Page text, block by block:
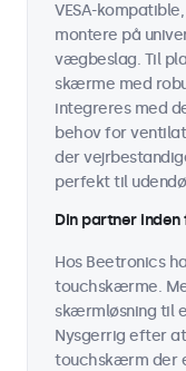
VESA-
montere på
vægbeslag. Til
skærme med
integreres med
behov for
der
perfekt til
Din partner
Hos Beetronics
touchskærme.
skærmløsning til
Nysgerrig efter
touchskærm der